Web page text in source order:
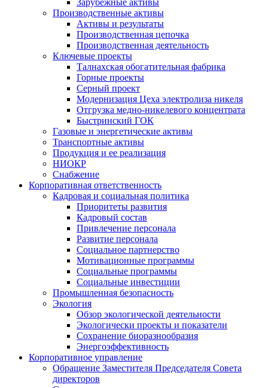
Зарубежные активы
Производственные активы
Активы и результаты
Производственная цепочка
Производственная деятельность
Ключевые проекты
Талнахская обогатительная фабрика
Горные проекты
Серный проект
Модернизация Цеха электролиза никеля
Отгрузка медно-никелевого концентрата
Быстринский ГОК
Газовые и энергетические активы
Транспортные активы
Продукция и ее реализация
НИОКР
Снабжение
Корпоративная ответственность
Кадровая и социальная политика
Приоритеты развития
Кадровый состав
Привлечение персонала
Развитие персонала
Социальное партнерство
Мотивационные программы
Социальные программы
Социальные инвестиции
Промышленная безопасность
Экология
Обзор экологической деятельности
Экологически проекты и показатели
Сохранение биоразнообразия
Энергоэффективность
Корпоративное управление
Обращение Заместителя Председателя Совета
директоров